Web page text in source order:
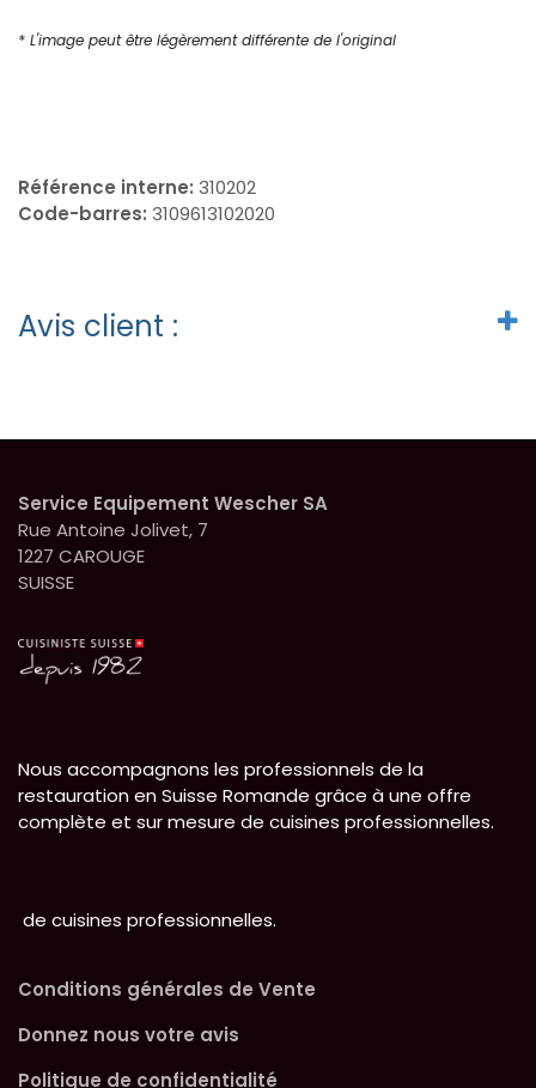
* L'image peut être légèrement différente de l'original
Référence interne: 310202
Code-barres: 3109613102020
Avis client :
Service Equipement Wescher SA
Rue Antoine Jolivet, 7
1227 CAROUGE
SUISSE
Nous accompagnons les professionnels de la
restauration en Suisse Romande grâce à une offre
complète et sur mesure de cuisines professionnelles.
de cuisines professionnelles.
Conditions générales de Vente
Donnez nous votre avis
Politique de confidentialité